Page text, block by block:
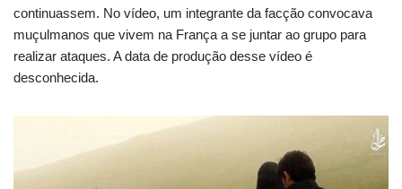
continuassem. No vídeo, um integrante da facção convocava
muçulmanos que vivem na França a se juntar ao grupo para
realizar ataques. A data de produção desse vídeo é
desconhecida.